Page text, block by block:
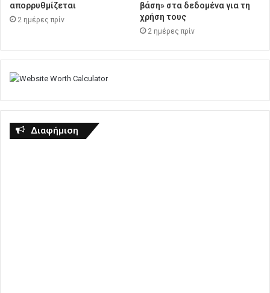
απορρυθμίζεται
2 ημέρες πρίν
βάση» στα δεδομένα για τη
χρήση τους
2 ημέρες πρίν
Διαφήμιση